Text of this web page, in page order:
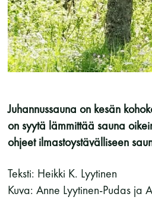
695€ / 275€
Juhannussauna on kesän
on syytä lämmittää sauna
ohjeet ilmastoystävälliseen
Teksti: Heikki K. Lyytinen
Kuva: Anne Lyytinen-Pudas ja